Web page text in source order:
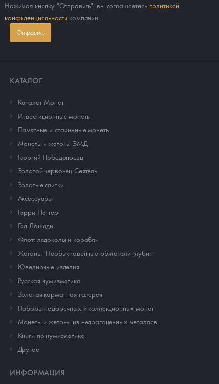
Нажимая кнопку "Отправить", вы соглашаетесь политикой
конфиденциальности компании.
Отправить
КАТАЛОГ
Каталог Монет
Инвестиционные монеты
Памятные и старинные монеты
Монеты и жетоны ЗМД
Георгий Победоносец
Золотой червонец Сеятель
Золотые слитки
Аксессуары
Гарри Поттер
Год Лошади
Флот: ледоколы и корабли
Жетоны "Необыкновенные обитатели глубин"
Ювелирные изделия
Русская нумизматика
Золотая карманная галерея
Наборы подарочных и коллекционных монет
Монеты и жетоны из недрагоценных металлов
Книги по нумизматике
Другое
ИНФОРМАЦИЯ